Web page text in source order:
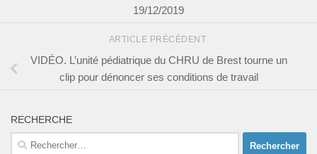
19/12/2019
ARTICLE PRÉCÉDENT
VIDÉO. L’unité pédiatrique du CHRU de Brest tourne un
clip pour dénoncer ses conditions de travail
RECHERCHE
Rechercher :